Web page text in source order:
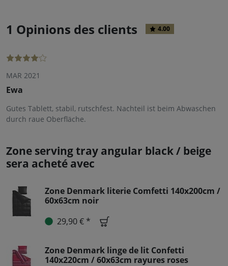
1 Opinions des clients 4.00
MAR 2021
Ewa
Gutes Tablett, stabil, rutschfest. Nachteil ist beim Abwaschen
durch raue Oberfläche.
Zone serving tray angular black / beige
sera acheté avec
Zone Denmark literie Comfetti 140x200cm /
60x63cm noir
29,90 € *
Zone Denmark linge de lit Confetti
140x220cm / 60x63cm rayures roses